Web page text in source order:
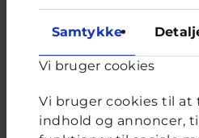
Samtykke
Vi bruger cookies
Vi bruger cookies til at
indhold og annoncer,
Afstemning
Valgmuligheder
Ja, ofte